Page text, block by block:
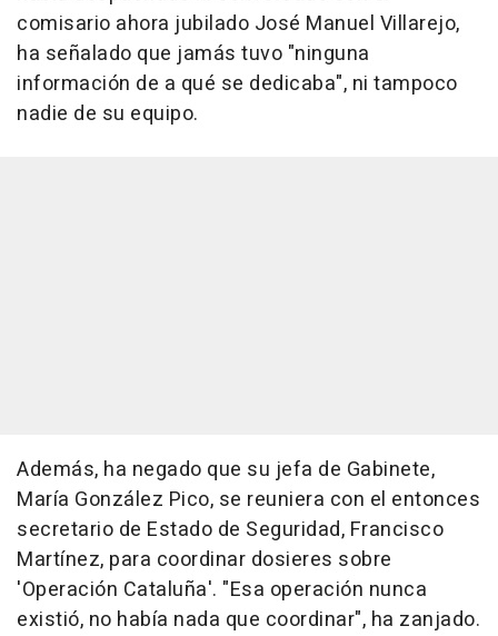
comisario ahora jubilado José Manuel Villarejo,
ha señalado que jamás tuvo "ninguna
información de a qué se dedicaba", ni tampoco
nadie de su equipo.
Además, ha negado que su jefa de Gabinete,
María González Pico, se reuniera con el entonces
secretario de Estado de Seguridad, Francisco
Martínez, para coordinar dosieres sobre
'Operación Cataluña'. "Esa operación nunca
existió, no había nada que coordinar", ha zanjado.